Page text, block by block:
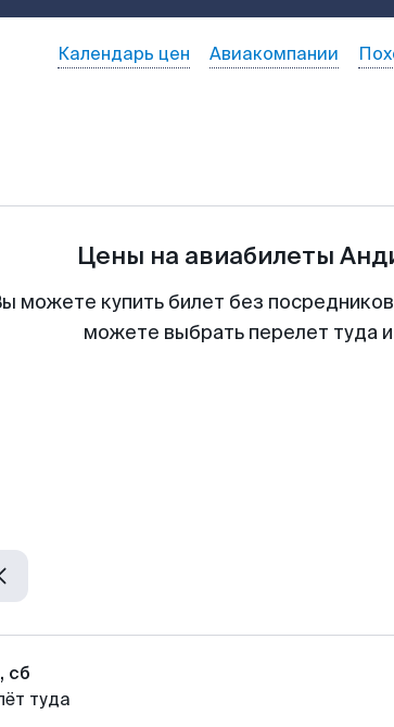
Календарь цен Авиакомпании
Цены на авиабилеты
можете купить билет без
можете выбрать перелет туда
сб
туда